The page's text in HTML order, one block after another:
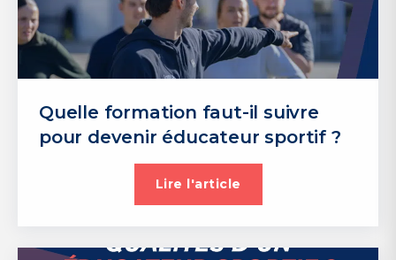
BPJEPS MAPST (ex BPJEPS APT) à Tours
Tours
BPJEPS MAPST (ex BPJEPS APT) à Limoges
Limoges
Quelle formation faut-il suivre
pour devenir éducateur sportif ?
Lire l'article